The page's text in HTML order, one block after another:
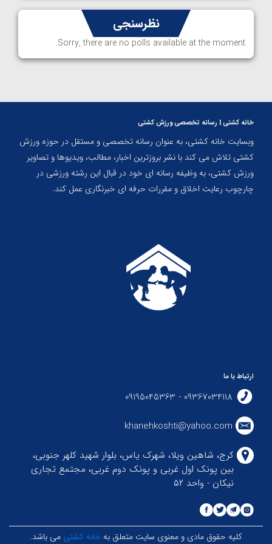
نظرسنجی
Sorry, there are no polls available at the moment.
خانه کشتی | رسانه تخصصی ورزش کشتی
وبسایت خانه کشتی، به عنوان رسانه تخصصی و مستقل در حوزه ورزش
کشتی تلاش می کند با نشر بروزترین اخبار، مطالب، ویدیوها و تصاویر
ورزش کشتی، به وظیفه رسانه ای خود در قبال این رشته ورزشی در
چارچوب رعایت اخلاق و مقررات حرفه ای خبرنگاری عمل کند.
ارتباط با ما
09367034118 - 09195045363
khanehkoshti@yahoo.com
کرج، شاهین ویلا، شهرک یاس، بلوار شهید کلهر جنوبی،
بین پونک اول غربی و پونک دوم غربی، مجتمع تجاری
نیکان - واحد ۵۲
کلیه حقوق مادی و معنوی سایت متعلق به خانه کشتی می باشد.